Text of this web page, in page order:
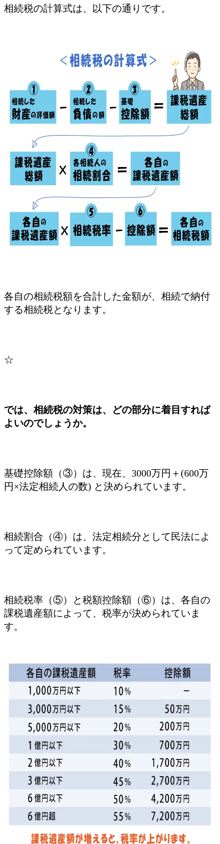
相続税の計算式は、以下の通りです。
各自の相続税額を合計した金額が、相続で納付
する相続税となります。
☆
では、相続税の対策は、どの部分に着目すれば
よいのでしょうか。
基礎控除額（③）は、現在、3000万円＋(600万
円×法定相続人の数) と決められています。
相続割合（④）は、法定相続分として民法によ
って定められています。
相続税率（⑤）と税額控除額（⑥）は、各自の
課税遺産額によって、税率が決められていま
す。